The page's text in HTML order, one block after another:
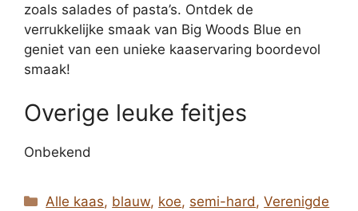
zoals salades of pasta’s. Ontdek de
verrukkelijke smaak van Big Woods Blue en
geniet van een unieke kaaservaring boordevol
smaak!
Overige leuke feitjes
Onbekend
Categorieën
Alle kaas, blauw, koe, semi-hard,Verenigde